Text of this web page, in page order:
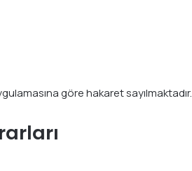
göre hakaret sayılmaktadır.